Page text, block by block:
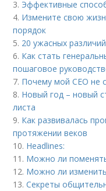
3. Эффективные
4. Измените свою
порядок
5. 20 ужасных
6. Как стать
пошаговое
7. Почему мой СЕО не
8. Новый год – новый
листа
9. Как развивалась
протяжении веков
10. Headlines:
11. Можно ли
12. Можно ли
13.Секреты